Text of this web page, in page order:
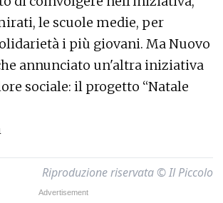
le scuole medie, per
i più giovani. Ma Nuovo
annunciato un'altra iniziativa
sociale: il progetto “Natale
Riproduzione riservata © Il Piccolo